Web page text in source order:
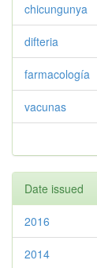
chicungunya
difteria
farmacología
vacunas
Date issued
2016
2014